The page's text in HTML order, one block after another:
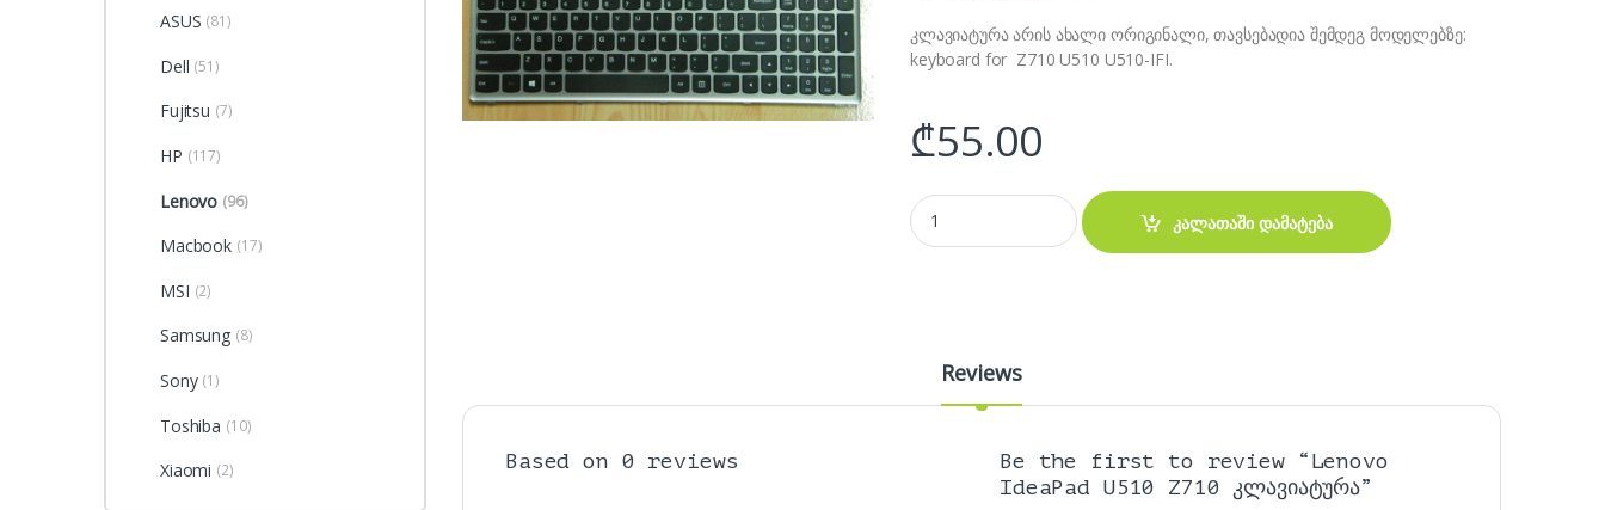
კლავიატურა არის ახალი ორიგინალი, თავსებადია შემდეგ მოდელებზე:
keyboard for Z710 U510 U510-IFI.
₾55.00
Lenovo IdeaPad U510 Z710 კლავიატურა quantity
კალათაში დამატება
Reviews
Based on 0 reviews
Be the first to review “Lenovo
IdeaPad U510 Z710 კლავიატურა”
ASUS (81)
Dell (51)
Fujitsu (7)
HP (117)
Lenovo (96)
Macbook (17)
MSI (2)
Samsung (8)
Sony (1)
Toshiba (10)
Xiaomi (2)